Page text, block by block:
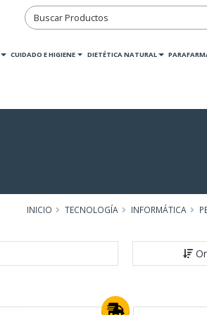
CUIDADO E HIGIENE DIETÉTICA NATURAL
INICIO TECNOLOGÍA INFORMÁTICA